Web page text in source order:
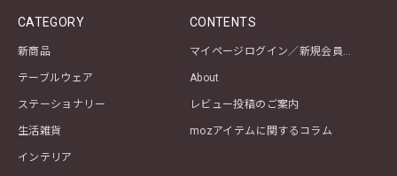
CATEGORY
新商品
テーブルウェア
ステーショナリー
生活雑貨
インテリア
CONTENTS
About
レビュー投稿のご案内
mozアイテムに関するコラム